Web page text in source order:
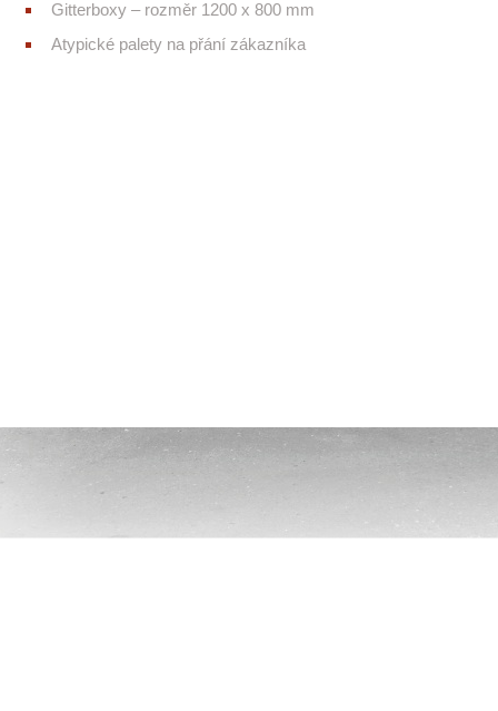
Gitterboxy – rozměr 1200 x 800 mm
Atypické palety na přání zákazníka